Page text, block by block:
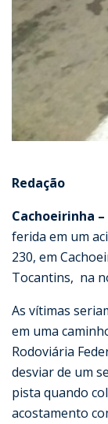
Redação
Cachoeirinha –
ferida em um
230, em
Tocantins, na
As vítimas
em uma
Rodoviária
desviar de um
pista quando
acostamento